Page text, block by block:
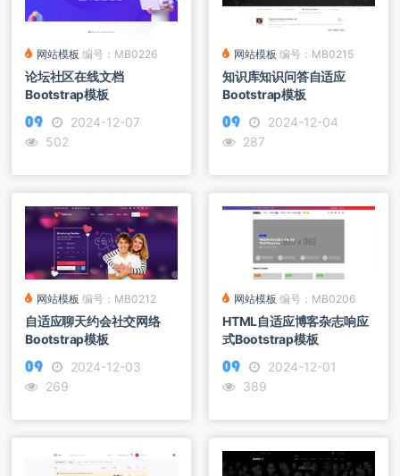
网站模板 编号：MB0226
论坛社区在线文档
Bootstrap模板
2024-12-07
502
网站模板 编号：MB0215
知识库知识问答自适应
Bootstrap模板
2024-12-04
287
网站模板 编号：MB0212
自适应聊天约会社交网络
Bootstrap模板
2024-12-03
269
网站模板 编号：MB0206
HTML自适应博客杂志响应
式Bootstrap模板
2024-12-01
389